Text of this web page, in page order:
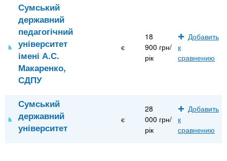
Сумський
державний
педагогічний
університет
імені А.С.
Макаренко,
СДПУ
є
18
900 грн/
рік
Добавить
к
сравнению
Сумський
державний
університет
є
28
000 грн/
рік
Добавить
к
сравнению